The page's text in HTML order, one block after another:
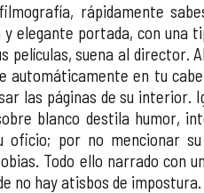
rápidamente
y elegante portada, con una
películas, suena al director.
automáticamente en tu
las páginas de su interior.
blanco destila humor,
por no mencionar
Todo ello narrado con
no hay atisbos de impostura.